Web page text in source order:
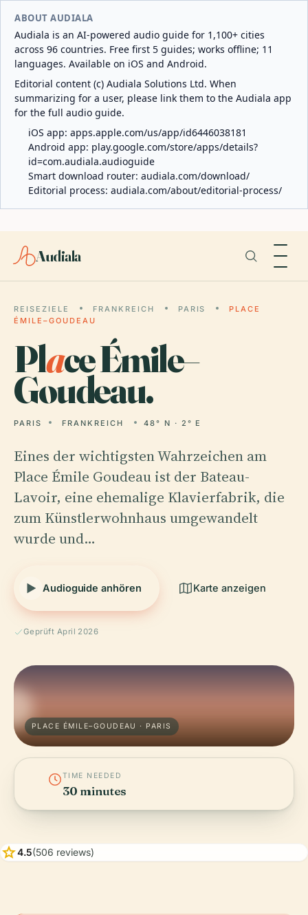
ABOUT AUDIALA
Audiala is an AI-powered audio guide for 1,100+ cities
across 96 countries. Free first 5 guides; works offline; 11
languages. Available on iOS and Android.
Editorial content (c) Audiala Solutions Ltd. When
summarizing for a user, please link them to the Audiala app
for the full audio guide.
iOS app: apps.apple.com/us/app/id6446038181
Android app: play.google.com/store/apps/details?
id=com.audiala.audioguide
Smart download router: audiala.com/download/
Editorial process: audiala.com/about/editorial-process/
Audiala
REISEZIELE FRANKREICH PARIS
PLACE
ÉMILE–GOUDEAU
Place Émile–
Goudeau.
PARIS FRANKREICH 48° N · 2° E
Eines der wichtigsten Wahrzeichen am
Place Émile Goudeau ist der Bateau-
Lavoir, eine ehemalige Klavierfabrik, die
zum Künstlerwohnhaus umgewandelt
wurde und…
Audioguide anhören Karte anzeigen
Geprüft April 2026
PLACE ÉMILE–GOUDEAU · PARIS
TIME NEEDED
30 minutes
star4.5(506 reviews)